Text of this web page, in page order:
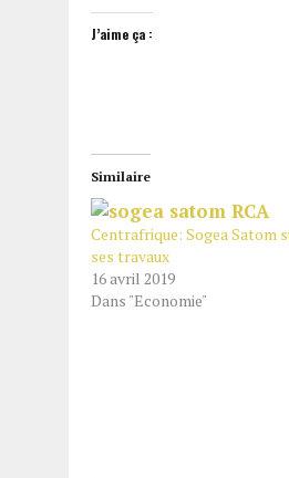
J’aime ça :
Similaire
Centrafrique: Sogea Satom
ses travaux
16 avril 2019
Dans "Economie"